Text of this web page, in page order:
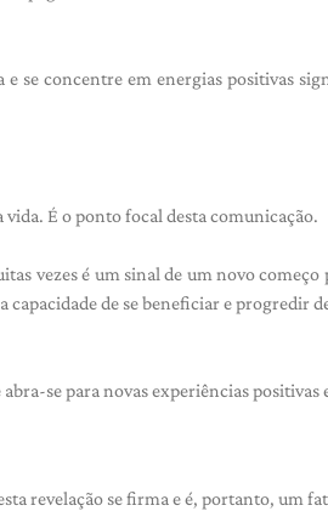
e se concentre em energias positivas
É o ponto focal desta comunicação.
vezes é um sinal de um novo começo
de se beneficiar e progredir
se para novas experiências positivas
revelação se firma e é, portanto, um